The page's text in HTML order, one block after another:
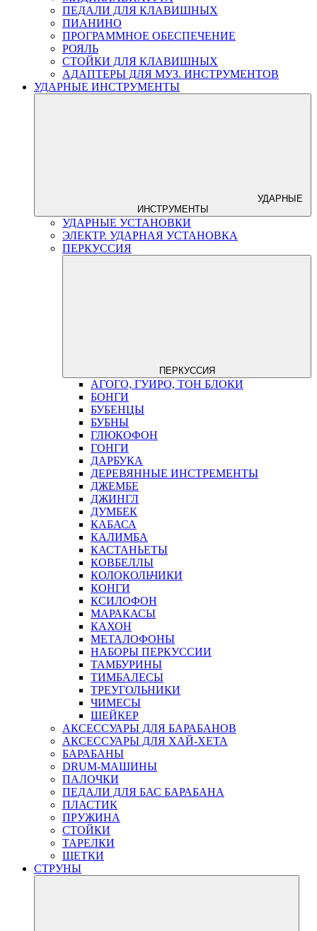
ПЕДАЛИ ДЛЯ КЛАВИШНЫХ
ПИАНИНО
ПРОГРАММНОЕ ОБЕСПЕЧЕНИЕ
РОЯЛЬ
СТОЙКИ ДЛЯ КЛАВИШНЫХ
АДАПТЕРЫ ДЛЯ МУЗ. ИНСТРУМЕНТОВ
УДАРНЫЕ ИНСТРУМЕНТЫ
УДАРНЫЕ
ИНСТРУМЕНТЫ
УДАРНЫЕ УСТАНОВКИ
ЭЛЕКТР. УДАРНАЯ УСТАНОВКА
ПЕРКУССИЯ
ПЕРКУССИЯ
АГОГО, ГУИРО, ТОН БЛОКИ
БОНГИ
БУБЕНЦЫ
БУБНЫ
ГЛЮКОФОН
ГОНГИ
ДАРБУКА
ДЕРЕВЯННЫЕ ИНСТРЕМЕНТЫ
ДЖЕМБЕ
ДЖИНГЛ
ДУМБЕК
КАБАСА
КАЛИМБА
КАСТАНЬЕТЫ
КОВБЕЛЛЫ
КОЛОКОЛЬЧИКИ
КОНГИ
КСИЛОФОН
МАРАКАСЫ
КАХОН
МЕТАЛОФОНЫ
НАБОРЫ ПЕРКУССИИ
ТАМБУРИНЫ
ТИМБАЛЕСЫ
ТРЕУГОЛЬНИКИ
ЧИМЕСЫ
ШЕЙКЕР
АКСЕССУАРЫ ДЛЯ БАРАБАНОВ
АКСЕССУАРЫ ДЛЯ ХАЙ-ХЕТА
БАРАБАНЫ
DRUM-МАШИНЫ
ПАЛОЧКИ
ПЕДАЛИ ДЛЯ БАС БАРАБАНА
ПЛАСТИК
ПРУЖИНА
СТОЙКИ
ТАРЕЛКИ
ЩЕТКИ
СТРУНЫ